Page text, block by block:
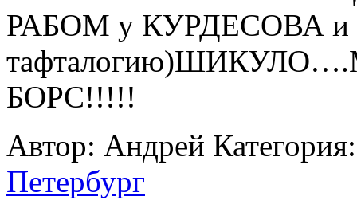
РАБОМ у КУРДЕСОВА и
БОРС!!!!!
Автор: Андрей
Петербург